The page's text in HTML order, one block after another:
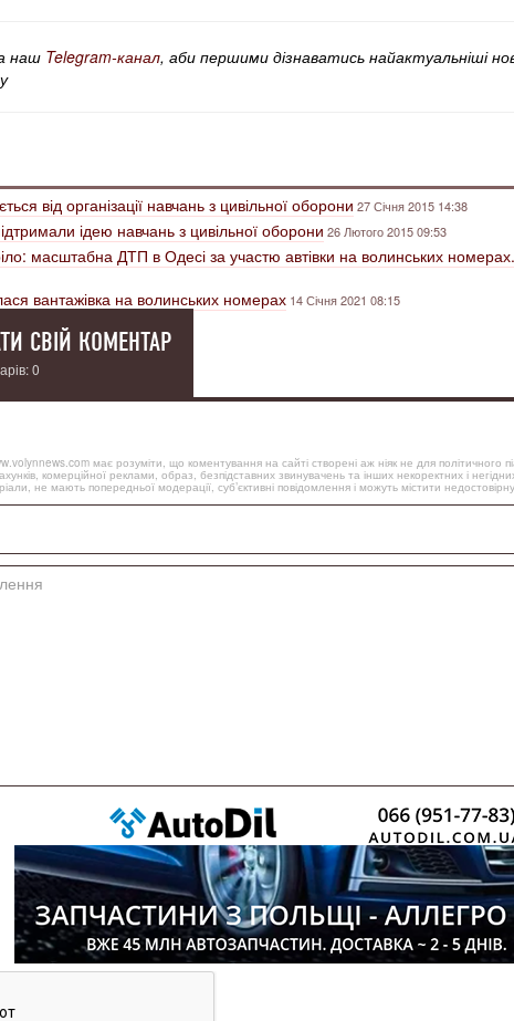
наш Telegram-канал, аби першими дізнаватись найактуальніші
від організації навчань з цивільної оборони 27 Січня 2015 14:38
ідею навчань з цивільної оборони 26 Лютого 2015 09:53
масштабна ДТП в Одесі за участю автівки на волинських
вантажівка на волинських номерах 14 Січня 2021 08:15
СВІЙ КОМЕНТАР
0
має розуміти, що коментування на сайті створені аж ніяк не для політичного
комерційної реклами, образ, безпідставних звинувачень та інших некоректних і
не мають попередньої модерації, суб’єктивні повідомлення і можуть містити